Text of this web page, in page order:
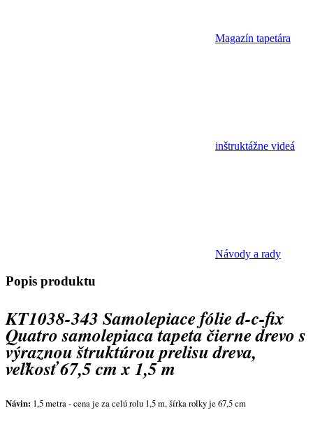
Magazín tapetára
inštruktážne videá
Návody a rady
Popis produktu
KT1038-343 Samolepiace fólie d-c-fix
Quatro samolepiaca tapeta čierne drevo s
výraznou štruktúrou prelisu dreva,
veľkosť 67,5 cm x 1,5 m
Návin: 1,5 metra - cena je za celú rolu 1,5 m, šírka rolky je 67,5 cm